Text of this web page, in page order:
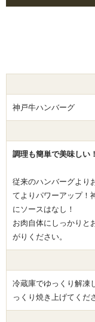
神戸牛ハンバーグ
調理も簡単で美味しい
従来のハンバーグより
てよりパワーアップ！
にソースはなし！
お肉自体にしっかりと
がりください。
冷蔵庫でゆっくり解凍
っくり焼き上げてくだ